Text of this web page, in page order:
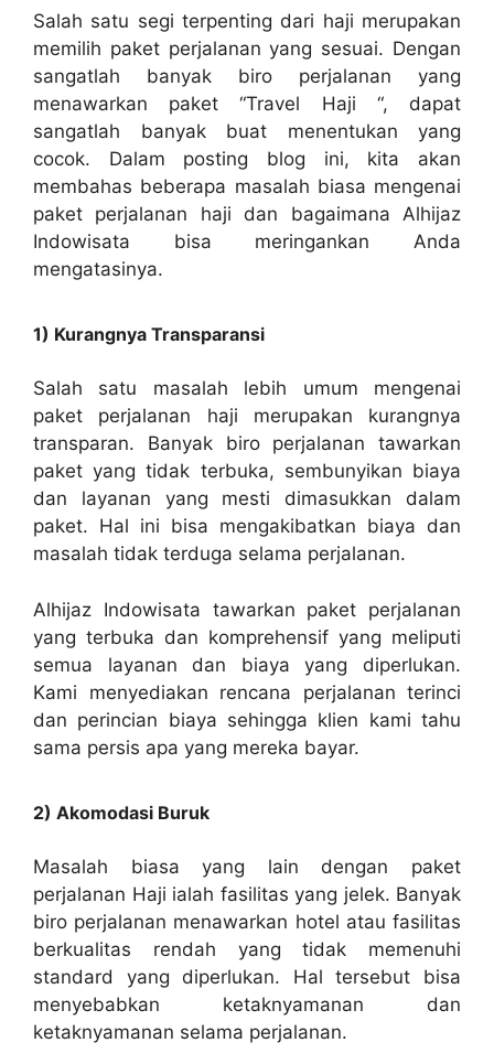
Salah satu segi terpenting dari haji merupakan
memilih paket perjalanan yang sesuai. Dengan
sangatlah banyak biro perjalanan yang
menawarkan paket “Travel Haji “, dapat
sangatlah banyak buat menentukan yang
cocok. Dalam posting blog ini, kita akan
membahas beberapa masalah biasa mengenai
paket perjalanan haji dan bagaimana Alhijaz
Indowisata bisa meringankan Anda
mengatasinya.
1) Kurangnya Transparansi
Salah satu masalah lebih umum mengenai
paket perjalanan haji merupakan kurangnya
transparan. Banyak biro perjalanan tawarkan
paket yang tidak terbuka, sembunyikan biaya
dan layanan yang mesti dimasukkan dalam
paket. Hal ini bisa mengakibatkan biaya dan
masalah tidak terduga selama perjalanan.
Alhijaz Indowisata tawarkan paket perjalanan
yang terbuka dan komprehensif yang meliputi
semua layanan dan biaya yang diperlukan.
Kami menyediakan rencana perjalanan terinci
dan perincian biaya sehingga klien kami tahu
sama persis apa yang mereka bayar.
2) Akomodasi Buruk
Masalah biasa yang lain dengan paket
perjalanan Haji ialah fasilitas yang jelek. Banyak
biro perjalanan menawarkan hotel atau fasilitas
berkualitas rendah yang tidak memenuhi
standard yang diperlukan. Hal tersebut bisa
menyebabkan ketaknyamanan dan
ketaknyamanan selama perjalanan.